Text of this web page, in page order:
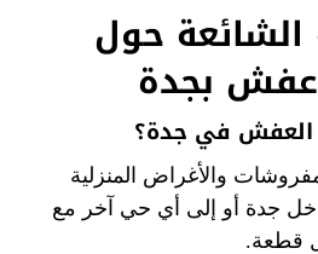
الشائعة حول
بجدة
العفش في جدة؟
والأغراض المنزلية
جدة أو إلى أي حي آخر مع
قطعة.